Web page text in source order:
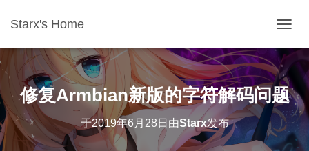
Starx's Home
修复Armbian新版的字符解码问题
于2019年6月28日 由Starx发布